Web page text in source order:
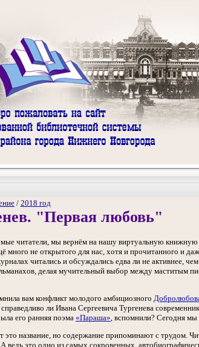
/ 2018 год
"Первая любовь"
читатели, мы вернём на нашу виртуальную
много не открытого для нас, хотя и прочитанного и
читались и обсуждались едва ли не активнее,
делая мучительный выбор между маститым
вам конфликт молодого амбициозного
ли Ивана Сергеевича Тургенева
его ранняя поэма «Параша», вспомнили? Сегодня мы
это название, но содержание припоминают с трудом.
ведь это одно из самых сокровенных,